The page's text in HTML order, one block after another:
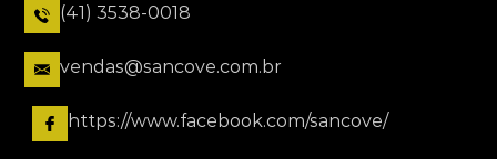
(41) 3538-0018
vendas@sancove.com.br
https://www.facebook.com/sancove/